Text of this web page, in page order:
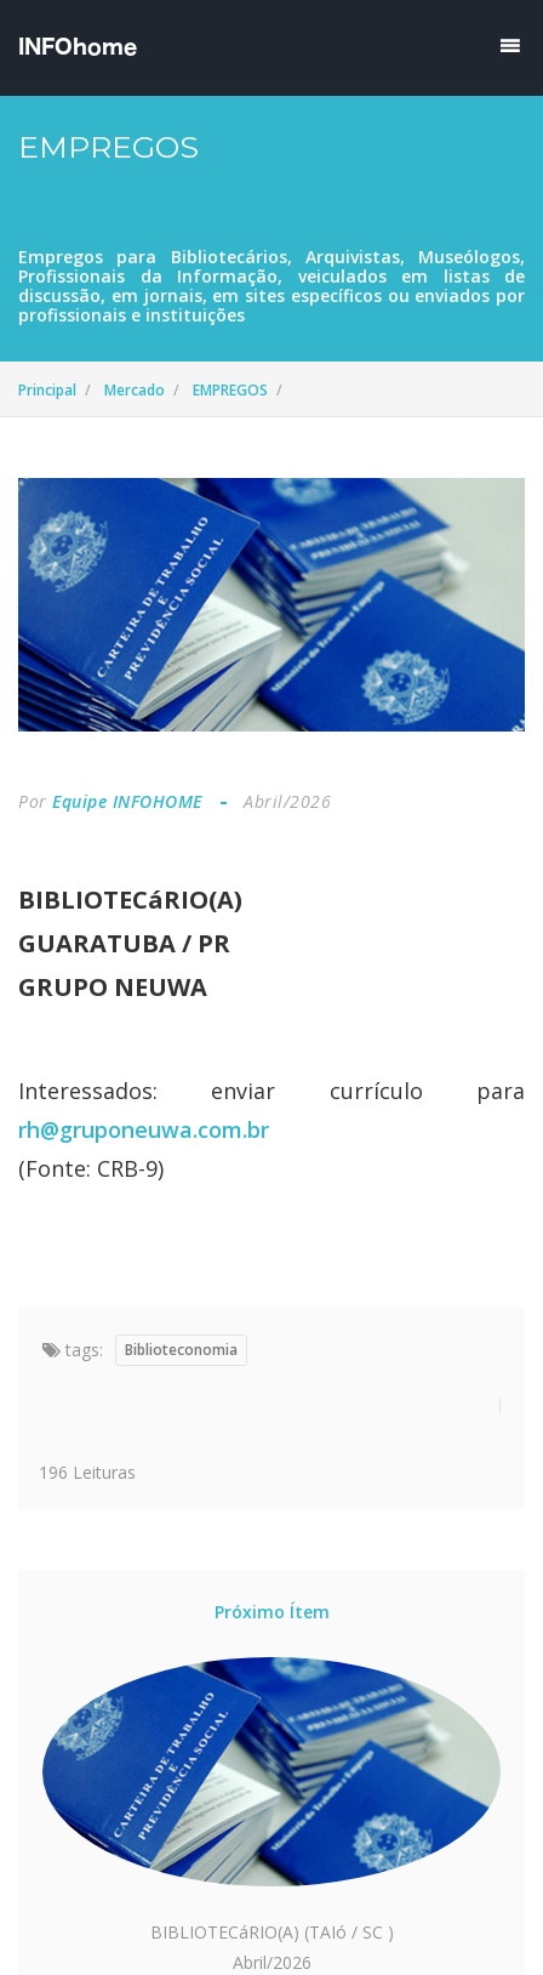
EMPREGOS
Empregos para Bibliotecários, Arquivistas, Museólogos,
Profissionais da Informação, veiculados em listas de
discussão, em jornais, em sites específicos ou enviados por
profissionais e instituições
Principal Mercado EMPREGOS
Por Equipe INFOHOME Abril/2026
BIBLIOTECáRIO(A)
GUARATUBA / PR
GRUPO NEUWA
Interessados: enviar currículo para
rh@gruponeuwa.com.br
(Fonte: CRB-9)
tags: Biblioteconomia
196 Leituras
Próximo Ítem
BIBLIOTECáRIO(A) (TAIó / SC )
Abril/2026